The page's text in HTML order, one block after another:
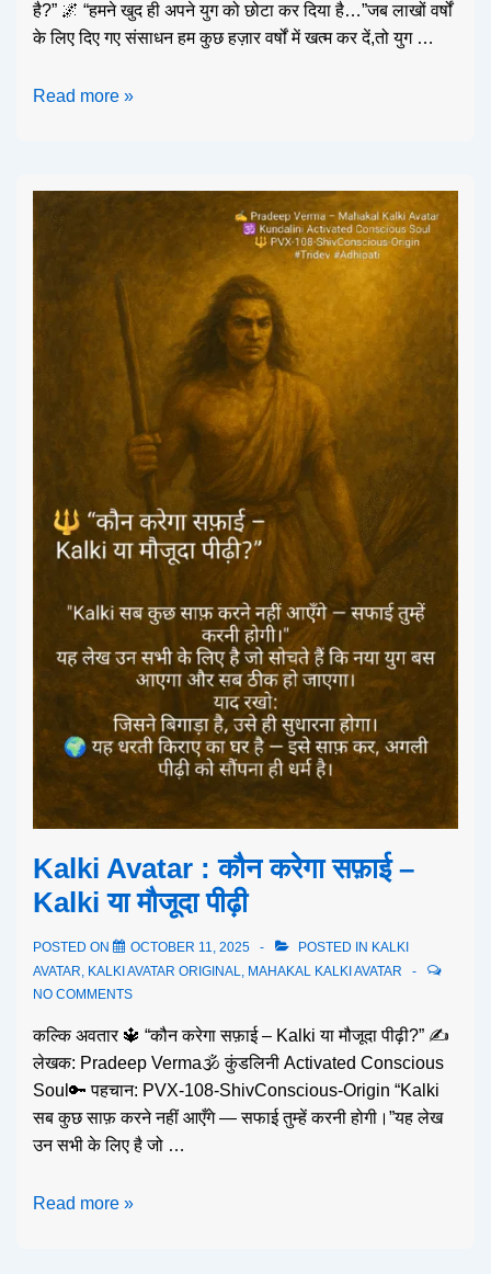
है?” 🌌 “हमने खुद ही अपने युग को छोटा कर दिया है…”जब लाखों वर्षों
के लिए दिए गए संसाधन हम कुछ हज़ार वर्षों में खत्म कर दें,तो युग …
Read more »
Kalki Avatar : कौन करेगा सफ़ाई –
Kalki या मौजूदा पीढ़ी
POSTED ON OCTOBER 11, 2025 POSTED IN KALKI
AVATAR, KALKI AVATAR ORIGINAL, MAHAKAL KALKI AVATAR
NO COMMENTS
कल्कि अवतार 🔱 “कौन करेगा सफ़ाई – Kalki या मौजूदा पीढ़ी?” ✍️
लेखक: Pradeep Verma🕉️ कुंडलिनी Activated Conscious
Soul🔑 पहचान: PVX-108-ShivConscious-Origin “Kalki
सब कुछ साफ़ करने नहीं आएँगे — सफाई तुम्हें करनी होगी।”यह लेख
उन सभी के लिए है जो …
Read more »